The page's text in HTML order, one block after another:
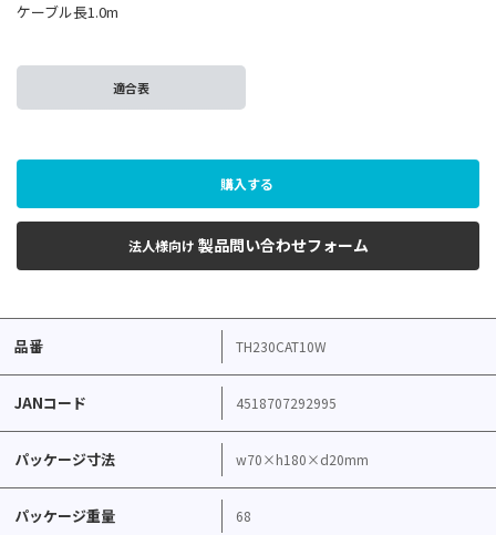
ケーブル長1.0m
適合表
購入する
法人様向け 製品問い合わせフォーム
品番 TH230CAT10W
JANコード 4518707292995
パッケージ寸法 w70×h180×d20mm
パッケージ重量 68